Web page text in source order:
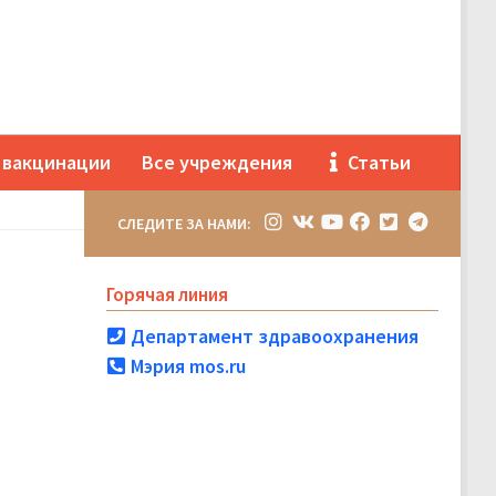
Все учреждения Статьи
СЛЕДИТЕ ЗА НАМИ:
Горячая линия
Департамент здравоохранения
Мэрия mos.ru